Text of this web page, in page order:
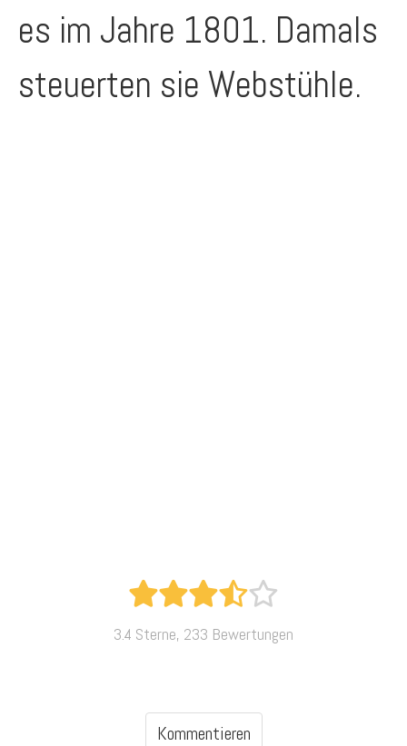
es im Jahre 1801. Damals
steuerten sie Webstühle.
3.4 Sterne, 233 Bewertungen
Kommentieren